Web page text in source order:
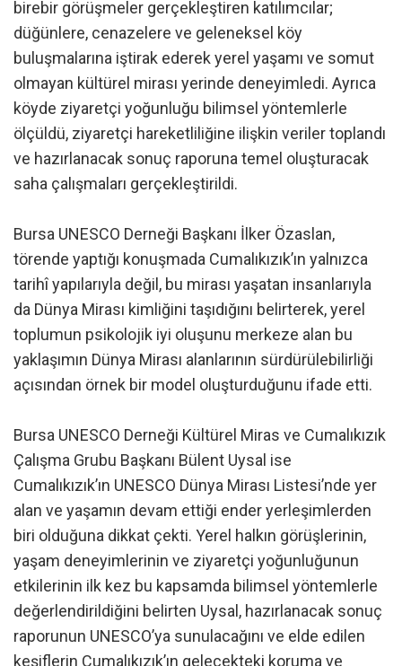
birebir görüşmeler gerçekleştiren katılımcılar;
düğünlere, cenazelere ve geleneksel köy
buluşmalarına iştirak ederek yerel yaşamı ve somut
olmayan kültürel mirası yerinde deneyimledi. Ayrıca
köyde ziyaretçi yoğunluğu bilimsel yöntemlerle
ölçüldü, ziyaretçi hareketliliğine ilişkin veriler toplandı
ve hazırlanacak sonuç raporuna temel oluşturacak
saha çalışmaları gerçekleştirildi.
Bursa UNESCO Derneği Başkanı İlker Özaslan,
törende yaptığı konuşmada Cumalıkızık’ın yalnızca
tarihî yapılarıyla değil, bu mirası yaşatan insanlarıyla
da Dünya Mirası kimliğini taşıdığını belirterek, yerel
toplumun psikolojik iyi oluşunu merkeze alan bu
yaklaşımın Dünya Mirası alanlarının sürdürülebilirliği
açısından örnek bir model oluşturduğunu ifade etti.
Bursa UNESCO Derneği Kültürel Miras ve Cumalıkızık
Çalışma Grubu Başkanı Bülent Uysal ise
Cumalıkızık’ın UNESCO Dünya Mirası Listesi’nde yer
alan ve yaşamın devam ettiği ender yerleşimlerden
biri olduğuna dikkat çekti. Yerel halkın görüşlerinin,
yaşam deneyimlerinin ve ziyaretçi yoğunluğunun
etkilerinin ilk kez bu kapsamda bilimsel yöntemlerle
değerlendirildiğini belirten Uysal, hazırlanacak sonuç
raporunun UNESCO’ya sunulacağını ve elde edilen
keşiflerin Cumalıkızık’ın gelecekteki koruma ve